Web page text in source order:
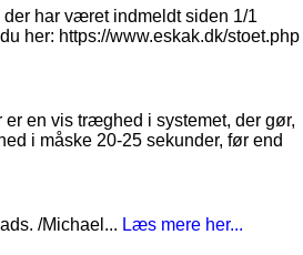
har været indmeldt siden 1/1
her: https://www.eskak.dk/stoet.php
en vis træghed i systemet, der gør,
i måske 20-25 sekunder, før end
/Michael... Læs mere her...